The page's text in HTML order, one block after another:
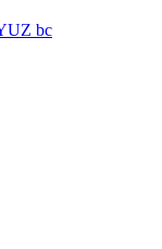
bc